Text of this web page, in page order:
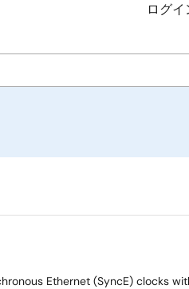
ログ
Ethernet (SyncE) clocks